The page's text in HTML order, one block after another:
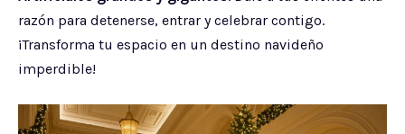
razón para detenerse, entrar y celebrar contigo.
¡Transforma tu espacio en un destino navideño
imperdible!